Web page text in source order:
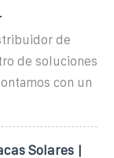
de
de soluciones
con un
Solares |